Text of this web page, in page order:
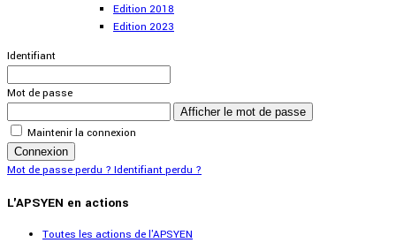
Edition 2018
Edition 2023
Identifiant
Mot de passe
Afficher le mot de passe
Maintenir la connexion
Connexion
Mot de passe perdu ? Identifiant perdu ?
L'APSYEN en actions
Toutes les actions de l'APSYEN